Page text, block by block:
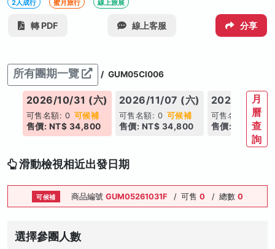
2人成行 蜜月旅行 線上旅展
轉 PDF 線上客服 分享
所有團期一覽 / GUM05CI006
2026/10/31 (六)
可售名額: 0 可候補
售價: NT$ 34,800
2026/11/07 (六)
可售名額: 0 可候補
售價: NT$ 34,800
2026/11/14
可售名額: 0可
售價: NT$
月
曆
查
詢
滑動檢視相近出發日期
可候補 商品編號 GUM05261031F / 可售 0 / 總數 0
選擇參團人數